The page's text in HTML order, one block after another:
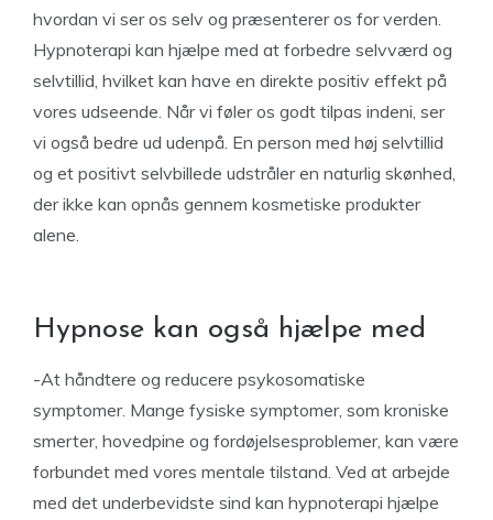
hvordan vi ser os selv og præsenterer os for verden.
Hypnoterapi kan hjælpe med at forbedre selvværd og
selvtillid, hvilket kan have en direkte positiv effekt på
vores udseende. Når vi føler os godt tilpas indeni, ser
vi også bedre ud udenpå. En person med høj selvtillid
og et positivt selvbillede udstråler en naturlig skønhed,
der ikke kan opnås gennem kosmetiske produkter
alene.
Hypnose kan også hjælpe med
-At håndtere og reducere psykosomatiske
symptomer. Mange fysiske symptomer, som kroniske
smerter, hovedpine og fordøjelsesproblemer, kan være
forbundet med vores mentale tilstand. Ved at arbejde
med det underbevidste sind kan hypnoterapi hjælpe